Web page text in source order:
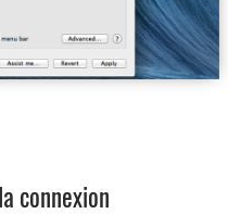
connexion